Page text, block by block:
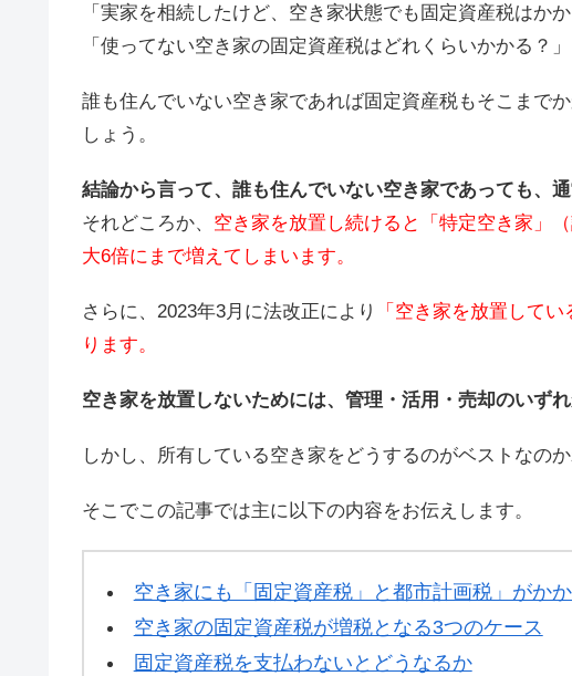
「実家を相続したけど、空き家状態でも固定資産税はか
「使ってない空き家の固定資産税はどれくらいかかる？」
誰も住んでいない空き家であれば固定資産税もそこまで
しょう。
結論から言って、誰も住んでいない空き家であっても、
それどころか、 空き家を放置し続けると「特定空き家」
大6倍にまで増えてしまいます。
さらに、2023年3月に法改正により
「空き家を放置して
ります。
空き家を放置しないためには、管理・活用・売却のいず
しかし、所有している空き家をどうするのがベストなの
そこでこの記事では主に以下の内容をお伝えします。
空き家にも「固定資産税」と都市計画税」がか
空き家の固定資産税が増税となる3つのケース
固定資産税を支払わないとどうなるか